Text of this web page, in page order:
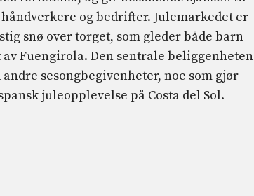
og bedrifter. Julemarkedet er
snø over torget, som gleder både barn
Fuengirola. Den sentrale beliggenheten
sesongbegivenheter, noe som gjør
juleopplevelse på Costa del Sol.